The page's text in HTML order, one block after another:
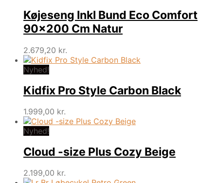
Køjeseng Inkl Bund Eco Comfort
90×200 Cm Natur
2.679,20 kr.
Nyhed!
Kidfix Pro Style Carbon Black
1.999,00 kr.
Nyhed!
Cloud -size Plus Cozy Beige
2.199,00 kr.